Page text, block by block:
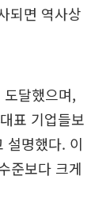
되면 역사상
달했으며,
표 기업들보
설명했다. 이
준보다 크게